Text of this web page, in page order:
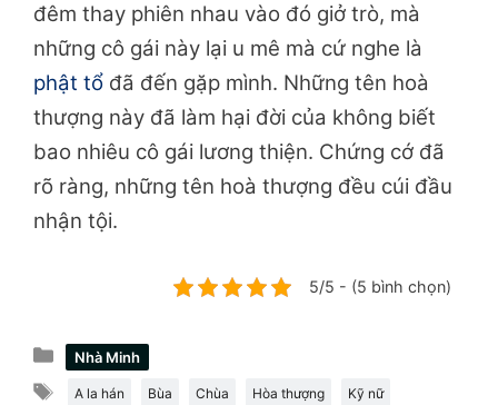
đêm thay phiên nhau vào đó giở trò, mà
những cô gái này lại u mê mà cứ nghe là
phật tổ đã đến gặp mình. Những tên hoà
thượng này đã làm hại đời của không biết
bao nhiêu cô gái lương thiện. Chứng cớ đã
rõ ràng, những tên hoà thượng đều cúi đầu
nhận tội.
5/5 - (5 bình chọn)
Danh
mục
Nhà Minh
Thẻ
A la hán Bùa Chùa Hòa thượng Kỹ nữ